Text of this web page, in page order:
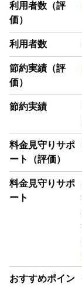
利用者数（評
価）
利用者数
節約実績（評
価）
節約実績
料金見守りサポ
ート（評価）
料金見守りサポ
ート
おすすめポイン